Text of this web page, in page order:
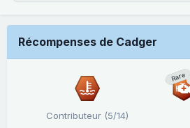
Récompenses de Cadger
Contributeur (5/14)
Rare